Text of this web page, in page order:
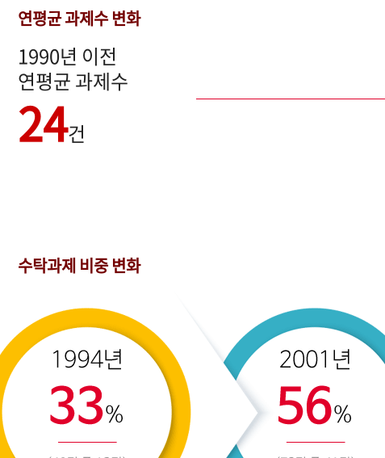
연평균 과제수 변화
1990년 이전
연평균 과제수
24건
수탁과제 비중 변화